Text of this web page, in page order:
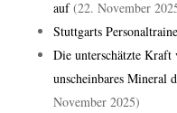
auf (22. November
Stuttgarts
Die unterschätzte
unscheinbares Mineral
November 2025)